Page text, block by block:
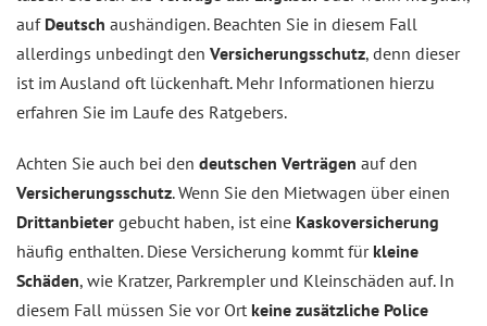
auf Deutsch aushändigen. Beachten Sie in diesem Fall
allerdings unbedingt den Versicherungsschutz, denn dieser
ist im Ausland oft lückenhaft. Mehr Informationen hierzu
erfahren Sie im Laufe des Ratgebers.
Achten Sie auch bei den deutschen Verträgen auf den
Versicherungsschutz. Wenn Sie den Mietwagen über einen
Drittanbieter gebucht haben, ist eine Kaskoversicherung
häufig enthalten. Diese Versicherung kommt für kleine
Schäden, wie Kratzer, Parkrempler und Kleinschäden auf. In
diesem Fall müssen Sie vor Ort keine zusätzliche Police